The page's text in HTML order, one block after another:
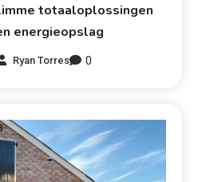
totaaloplossingen
energieopslag
Ryan Torres 0